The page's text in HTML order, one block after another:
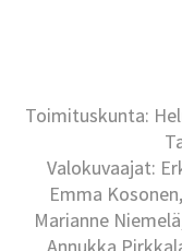
Toimituskunta:
Valokuvaajat:
Emma
Marianne